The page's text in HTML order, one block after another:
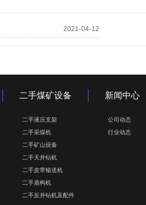
2021-04-12
二手煤矿设备
二手液压支架
二手采煤机
二手矿山设备
二手天井钻机
二手皮带输送机
二手盾构机
二手反井钻机及配件
新闻中心
公司动态
行业动态